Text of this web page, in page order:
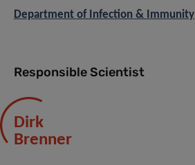
Department of Infection & Immunity
Responsible Scientist
Dirk
Brenner